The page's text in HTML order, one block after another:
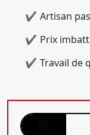
Artisan
Prix
Travail de